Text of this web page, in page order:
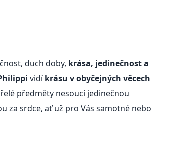
duch doby, krása, jedinečnost a
vidíkrásu v obyčejných věcech
předměty nesoucí jedinečnou
za srdce, ať už pro Vás samotné nebo